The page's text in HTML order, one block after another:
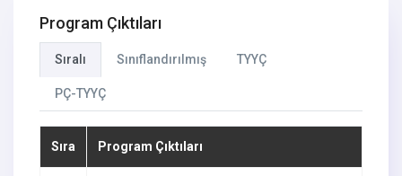
Program Çıktıları
Sıralı Sınıflandırılmış TYYÇ
PÇ-TYYÇ
Sıra Program Çıktıları